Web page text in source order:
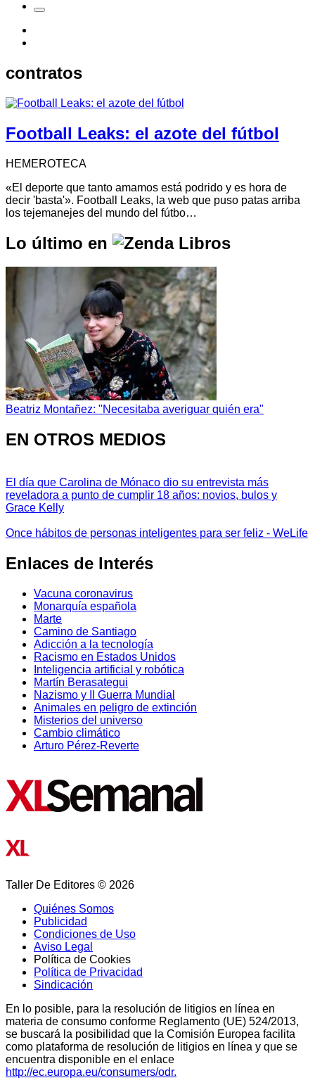
contratos
Football Leaks: el azote del fútbol
HEMEROTECA
«El deporte que tanto amamos está podrido y es hora de
decir 'basta'». Football Leaks, la web que puso patas arriba
los tejemanejes del mundo del fútbo…
Lo último en
Beatriz Montañez: "Necesitaba averiguar quién era"
EN OTROS MEDIOS
El día que Carolina de Mónaco dio su entrevista más
reveladora a punto de cumplir 18 años: novios, bulos y
Grace Kelly
Once hábitos de personas inteligentes para ser feliz - WeLife
Enlaces de Interés
Vacuna coronavirus
Monarquía española
Marte
Camino de Santiago
Adicción a la tecnología
Racismo en Estados Unidos
Inteligencia artificial y robótica
Martín Berasategui
Nazismo y II Guerra Mundial
Animales en peligro de extinción
Misterios del universo
Cambio climático
Arturo Pérez-Reverte
Taller De Editores © 2026
Quiénes Somos
Publicidad
Condiciones de Uso
Aviso Legal
Política de Cookies
Política de Privacidad
Sindicación
En lo posible, para la resolución de litigios en línea en
materia de consumo conforme Reglamento (UE) 524/2013,
se buscará la posibilidad que la Comisión Europea facilita
como plataforma de resolución de litigios en línea y que se
encuentra disponible en el enlace
http://ec.europa.eu/consumers/odr.